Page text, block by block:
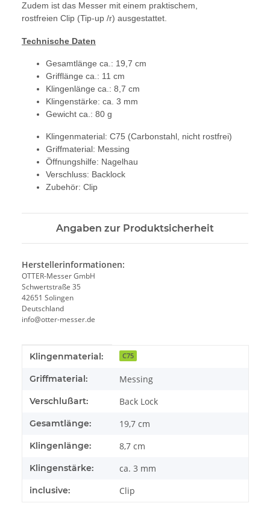
Zudem ist das Messer mit einem praktischem,
rostfreien Clip (Tip-up /r) ausgestattet.
Technische Daten
Gesamtlänge ca.: 19,7 cm
Grifflänge ca.: 11 cm
Klingenlänge ca.: 8,7 cm
Klingenstärke: ca. 3 mm
Gewicht ca.: 80 g
Klingenmaterial: C75 (Carbonstahl, nicht rostfrei)
Griffmaterial: Messing
Öffnungshilfe: Nagelhau
Verschluss: Backlock
Zubehör: Clip
Angaben zur Produktsicherheit
Herstellerinformationen:
OTTER-Messer GmbH
Schwertstraße 35
42651 Solingen
Deutschland
info@otter-messer.de
Produkteigenschaft
Wert
Klingenmaterial: C75
Griffmaterial: Messing
Verschlußart: Back Lock
Gesamtlänge: 19,7 cm
Klingenlänge: 8,7 cm
Klingenstärke: ca. 3 mm
inclusive: Clip